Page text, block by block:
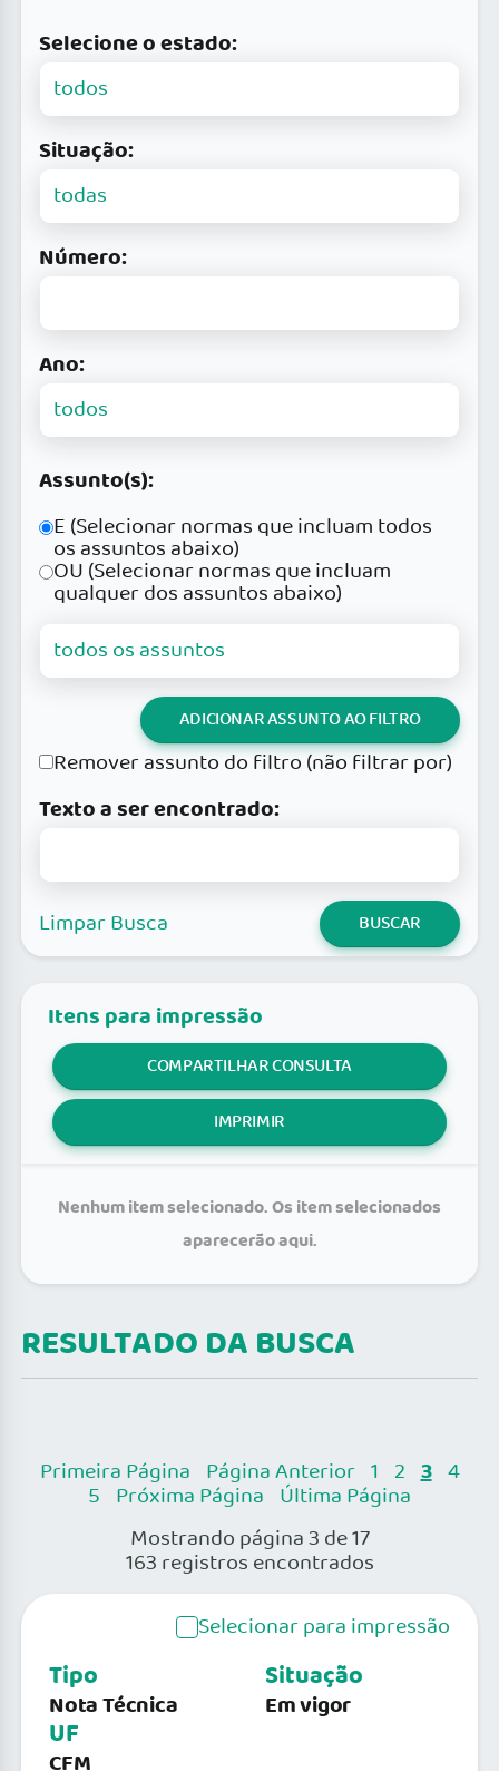
Selecione o estado:
Situação:
Número:
Ano:
Assunto(s):
E (Selecionar normas que incluam todos
os assuntos abaixo)
OU (Selecionar normas que incluam
qualquer dos assuntos abaixo)
ADICIONAR ASSUNTO AO FILTRO
Remover assunto do filtro (não filtrar por)
Texto a ser encontrado:
Limpar Busca BUSCAR
Itens para impressão
COMPARTILHAR CONSULTA
IMPRIMIR
Nenhum item selecionado. Os item selecionados
aparecerão aqui.
RESULTADO DA BUSCA
Primeira Página Página Anterior 1 2 3 4
5 Próxima Página Última Página
Mostrando página 3 de 17
163 registros encontrados
Selecionar para impressão
Tipo
Nota Técnica
UF
Situação
Em vigor